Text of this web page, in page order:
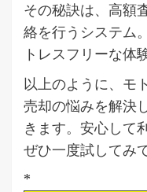
その秘訣は、高額
絡を行うシステム
トレスフリーな体
以上のように、モ
売却の悩みを解決
きます。安心して
ぜひ一度試してみ
*